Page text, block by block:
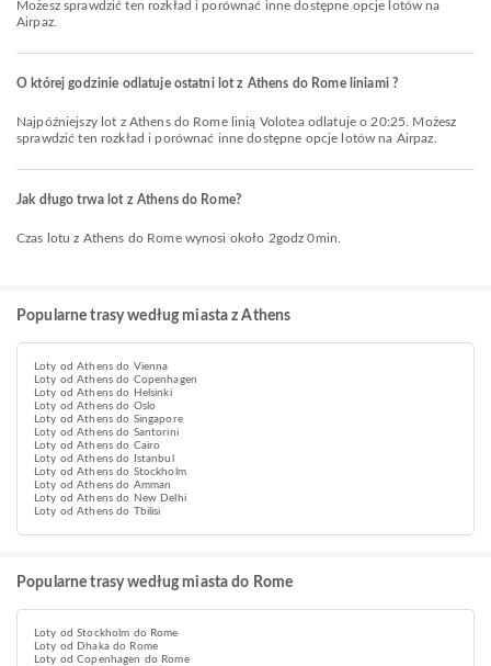
Możesz sprawdzić ten rozkład i porównać inne dostępne opcje lotów na
Airpaz.
O której godzinie odlatuje ostatni lot z Athens do Rome liniami ?
Najpóźniejszy lot z Athens do Rome linią Volotea odlatuje o 20:25. Możesz
sprawdzić ten rozkład i porównać inne dostępne opcje lotów na Airpaz.
Jak długo trwa lot z Athens do Rome?
Czas lotu z Athens do Rome wynosi około 2godz 0min.
Popularne trasy według miasta z Athens
Loty od Athens do Vienna
Loty od Athens do Copenhagen
Loty od Athens do Helsinki
Loty od Athens do Oslo
Loty od Athens do Singapore
Loty od Athens do Santorini
Loty od Athens do Cairo
Loty od Athens do Istanbul
Loty od Athens do Stockholm
Loty od Athens do Amman
Loty od Athens do New Delhi
Loty od Athens do Tbilisi
Popularne trasy według miasta do Rome
Loty od Stockholm do Rome
Loty od Dhaka do Rome
Loty od Copenhagen do Rome